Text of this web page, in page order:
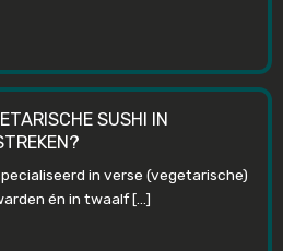
SUSHI IN
in verse (vegetarische)
én in twaalf […]